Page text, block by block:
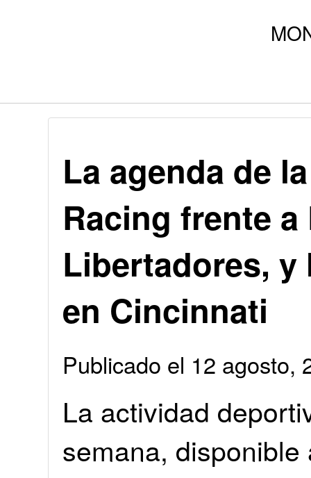
La agenda de
Racing frente
Libertadores,
en Cincinnati
Publicado el 12 agosto,
La actividad
semana,